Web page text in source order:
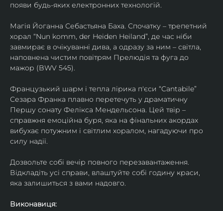
появи будь-яких електронних технологій.
Магія Йоганна Себастьяна Баха. Спочатку – трепетний
хорал “Nun komm, der Heiden Heiland”, де час ніби
завмирає в очікуванні дива, а одразу за ним – світла,
наповнена чистим повітрям Прелюдія та фуга до
мажор (BWV 545).
Французький шарм і тепла лірика п'єси “Cantabile”
Сезара Франка плавно перетечуть у драматичну
Першу сонату Фелікса Мендельсона. Цей твір –
справжня емоційна буря, яка на фінальних акордах
вибухає потужним і світлим хоралом, нагадуючи про
силу надії.
Дозвольте собі вечір повного перезавантаження.
Відкладіть усі справи, влаштуйте собі годину краси,
яка залишиться з вами надовго.
Виконавиця: